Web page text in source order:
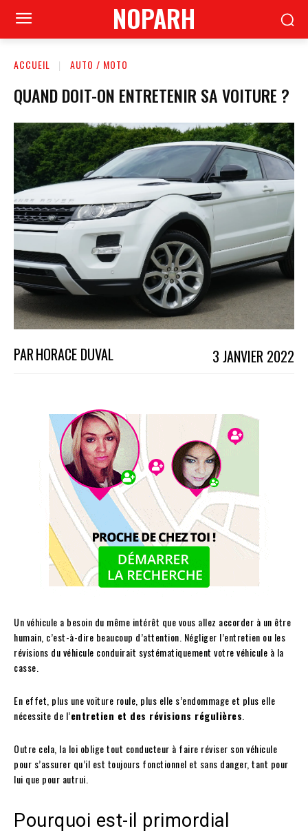
NOPARH
ACCUEIL AUTO / MOTO
QUAND DOIT-ON ENTRETENIR SA VOITURE ?
PARHORACE DUVAL 3 JANVIER 2022
Un véhicule a besoin du même intérêt que vous allez accorder à un être
humain, c’est-à-dire beaucoup d’attention. Négliger l’entretien ou les
révisions du véhicule conduirait systématiquement votre véhicule à la
casse.
En effet, plus une voiture roule, plus elle s’endommage et plus elle
nécessite de l’entretien et des révisions régulières
Outre cela, la loi oblige tout conducteur à faire réviser son véhicule
pour s’assurer qu’il est toujours fonctionnel et sans danger, tant pour
lui que pour autrui.
Pourquoi est-il primordial